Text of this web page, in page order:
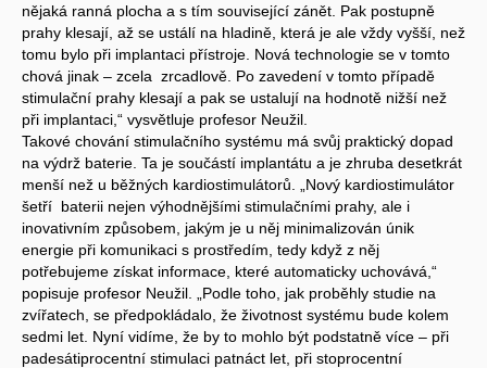
nějaká ranná plocha a s tím související zánět. Pak postupně
prahy klesají, až se ustálí na hladině, která je ale vždy vyšší, než
tomu bylo při implantaci přístroje. Nová technologie se v tomto
chová jinak – zcela zrcadlově. Po zavedení v tomto případě
stimulační prahy klesají a pak se ustalují na hodnotě nižší než
při implantaci,“ vysvětluje profesor Neužil.
Takové chování stimulačního systému má svůj praktický dopad
na výdrž baterie. Ta je součástí implantátu a je zhruba desetkrát
menší než u běžných kardiostimulátorů. „Nový kardiostimulátor
šetří baterii nejen výhodnějšími stimulačními prahy, ale i
inovativním způsobem, jakým je u něj minimalizován únik
energie při komunikaci s prostředím, tedy když z něj
potřebujeme získat informace, které automaticky uchovává,“
popisuje profesor Neužil. „Podle toho, jak proběhly studie na
zvířatech, se předpokládalo, že životnost systému bude kolem
sedmi let. Nyní vidíme, že by to mohlo být podstatně více – při
padesátiprocentní stimulaci patnáct let, při stoprocentní